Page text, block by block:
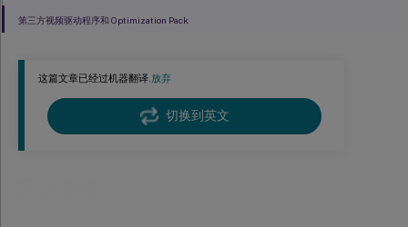
这篇文章已经过机器翻译.放弃
切换到英文
第三方视频驱动程序和 Optimization Pack